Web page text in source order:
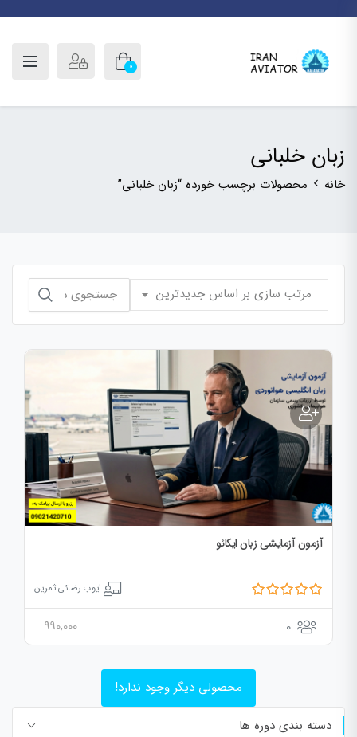
0
زبان خلبانی
خانه محصولات برچسب خورده “زبان خلبانی”
مرتب سازی بر اساس جدیدترین
جستجو
برای:
آزمون آزمایشی زبان ایکائو
ایوب رضائی ثمرین
0
990,000
محصولی دیگر وجود ندارد!
دسته بندی دوره ها